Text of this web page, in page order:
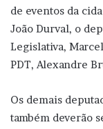
de eventos da
João Durval, o
Legislativa,
PDT, Alexandre
Os demais
também deverão